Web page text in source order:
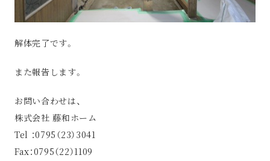
解体完了です。
また報告します。
お問い合わせは、
株式会社 藤和ホーム
Tel ：0795（23）3041
Fax：0795（22）1109